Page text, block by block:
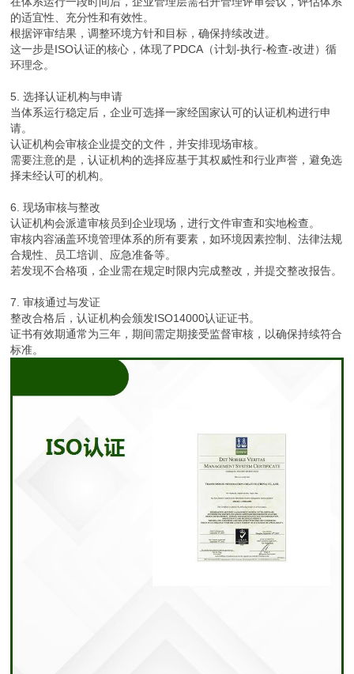
的适宜性、充分性和有效性。
根据评审结果，调整环境方针和目标，确保持续改进。
这一步是ISO认证的核心，体现了PDCA（计划-执行-检查-改进）循
环理念。
5. 选择认证机构与申请
当体系运行稳定后，企业可选择一家经国家认可的认证机构进行申
请。
认证机构会审核企业提交的文件，并安排现场审核。
需要注意的是，认证机构的选择应基于其权威性和行业声誉，避免选
择未经认可的机构。
6. 现场审核与整改
认证机构会派遣审核员到企业现场，进行文件审查和实地检查。
审核内容涵盖环境管理体系的所有要素，如环境因素控制、法律法规
合规性、员工培训、应急准备等。
若发现不合格项，企业需在规定时限内完成整改，并提交整改报告。
7. 审核通过与发证
整改合格后，认证机构会颁发ISO14000认证证书。
证书有效期通常为三年，期间需定期接受监督审核，以确保持续符合
标准。